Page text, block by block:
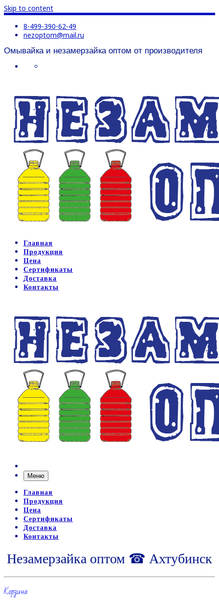
Skip to content
8-499-390-62-49
nezoptom@mail.ru
Омывайка и незамерзайка оптом от производителя
Главная
Продукция
Цена
Сертификаты
Доставка
Контакты
Меню
Главная
Продукция
Цена
Сертификаты
Доставка
Контакты
Незамерзайка оптом ☎ Ахтубинск
Корзина